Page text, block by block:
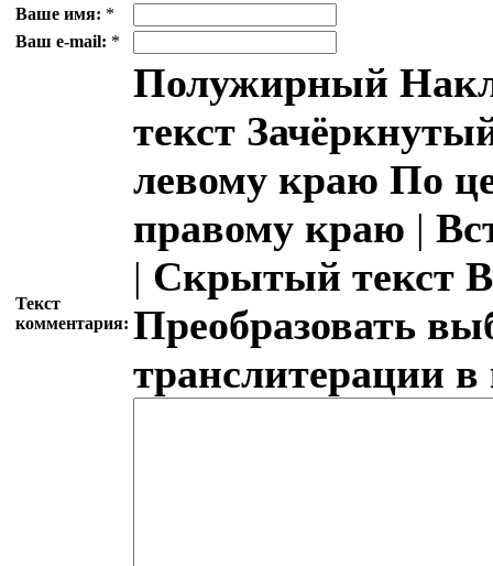
Ваше имя: *
Ваш e-mail: *
Текст
комментария:
Полужирный
текст
левому краю По
правому краю |
| Скрытый текст
Преобразовать
транслитерации